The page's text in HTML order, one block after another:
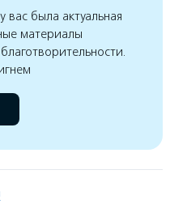
была актуальная
материалы